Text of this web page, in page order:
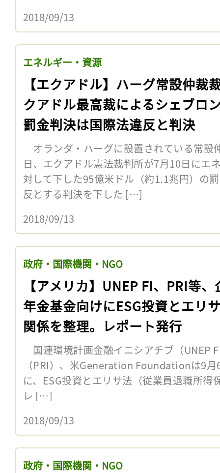
2018/09/13
エネルギー・資源
【エクアドル】ハーグ常設仲裁
クアドル最高裁によるシェブロ
罰金判決は国際法違反と判決
オランダ・ハーグに設置されている常設
日、エクアドル憲法裁判所が7月10日にエ
対して下した95億米ドル（約1.1兆円）の
反とする判決を下した […]
2018/09/13
政府・国際機関・NGO
【アメリカ】UNEP FI、PRI等、
年金基金向けにESG投資とエリ
関係を整理。レポート発行
国連環境計画金融イニシアチブ（UNEP
（PRI）、米Generation Foundationは9
に、ESG投資とエリサ法（従業員退職所
レ […]
2018/09/13
政府・国際機関・NGO